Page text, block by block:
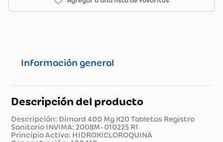
Información general
Descripción del producto
Descripción: Dimard 400 Mg X20 Tabletas Registro
Sanitario INVIMA: 2008M-010225 R1
Principio Activo: HIDROXICLOROQUINA